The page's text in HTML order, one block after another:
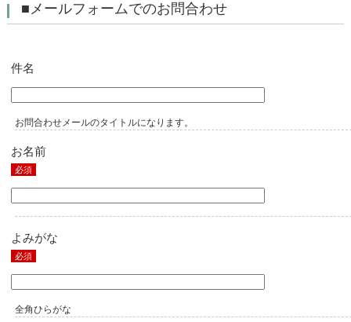
■メールフォームでのお問合わせ
件名
お問合わせメールのタイトルになります。
お名前
必須
よみがな
必須
全角ひらがな